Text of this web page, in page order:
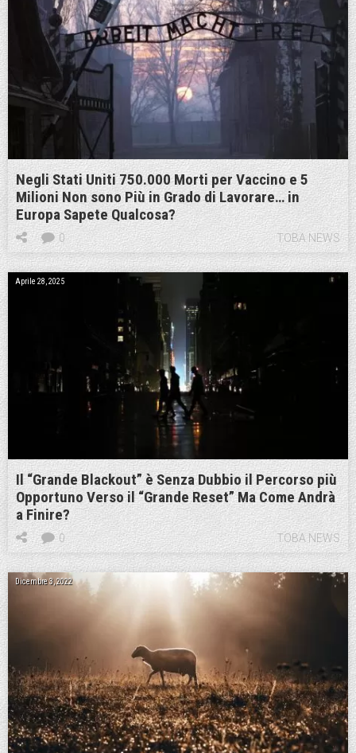
Negli Stati Uniti 750.000 Morti per Vaccino e 5
Milioni Non sono Più in Grado di Lavorare… in
Europa Sapete Qualcosa?
TOBA NEWS
0
Aprile 28, 2025
Il “Grande Blackout” è Senza Dubbio il Percorso più
Opportuno Verso il “Grande Reset” Ma Come Andrà
a Finire?
TOBA NEWS
0
Dicembre 3, 2022